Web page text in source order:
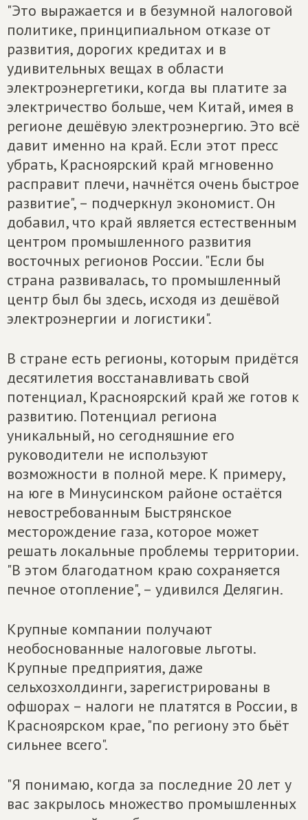
"Это выражается и в безумной налоговой
политике, принципиальном отказе от
развития, дорогих кредитах и в
удивительных вещах в области
электроэнергетики, когда вы платите за
электричество больше, чем Китай, имея в
регионе дешёвую электроэнергию. Это всё
давит именно на край. Если этот пресс
убрать, Красноярский край мгновенно
расправит плечи, начнётся очень быстрое
развитие", – подчеркнул экономист. Он
добавил, что край является естественным
центром промышленного развития
восточных регионов России. "Если бы
страна развивалась, то промышленный
центр был бы здесь, исходя из дешёвой
электроэнергии и логистики".
В стране есть регионы, которым придётся
десятилетия восстанавливать свой
потенциал, Красноярский край же готов к
развитию. Потенциал региона
уникальный, но сегодняшние его
руководители не используют
возможности в полной мере. К примеру,
на юге в Минусинском районе остаётся
невостребованным Быстрянское
месторождение газа, которое может
решать локальные проблемы территории.
"В этом благодатном краю сохраняется
печное отопление", – удивился Делягин.
Крупные компании получают
необоснованные налоговые льготы.
Крупные предприятия, даже
сельхозхолдинги, зарегистрированы в
офшорах – налоги не платятся в России, в
Красноярском крае, "по региону это бьёт
сильнее всего".
"Я понимаю, когда за последние 20 лет у
вас закрылось множество промышленных